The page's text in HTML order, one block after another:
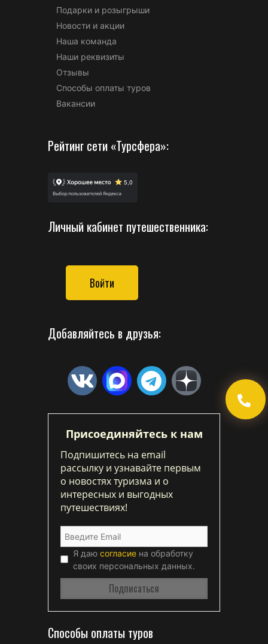
Подарки и розыгрыши
Новости и акции
Наша команда
Наши реквизиты
Отзывы
Способы оплаты туров
Вакансии
Рейтинг сети «Турсфера»:
Личный кабинет путешественника:
Войти
Добавляйтесь в друзья:
Присоединяйтесь к нам
Подпишитесь на email
рассылку и узнавайте первым
о новостях туризма и о
интересных и выгодных
путешествиях!
Я даю согласие на обработку
своих персональных данных.
Способы оплаты туров